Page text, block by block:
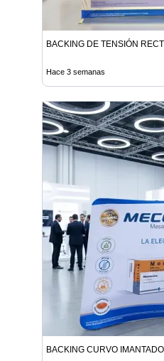
BACKING DE TENSIÓN
Hace 3 semanas
BACKING CURVO